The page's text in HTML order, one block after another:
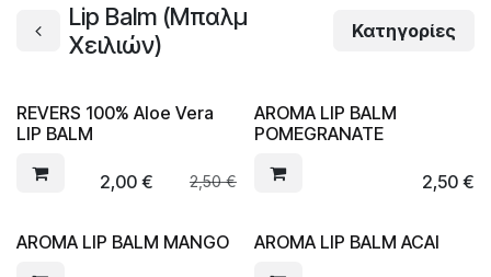
Lip Balm (Μπαλμ
Χειλιών)
Κατηγορίες
REVERS 100% Aloe Vera
LIP BALM
2,00 € 2,50€
AROMA LIP BALM
POMEGRANATE
2,50€
AROMA LIP BALM MANGO AROMA LIP BALM ACAI